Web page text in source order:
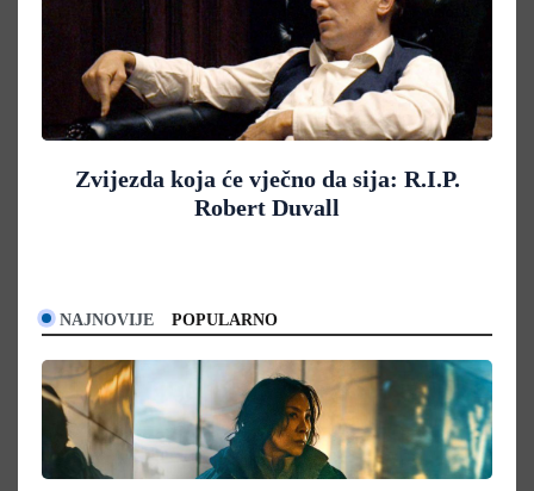
Zvijezda koja će vječno da sija: R.I.P.
Robert Duvall
NAJNOVIJE POPULARNO